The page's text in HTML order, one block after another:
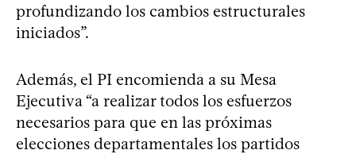
profundizando los cambios estructurales
iniciados”.
Además, el PI encomienda a su Mesa
Ejecutiva “a realizar todos los esfuerzos
necesarios para que en las próximas
elecciones departamentales los partidos